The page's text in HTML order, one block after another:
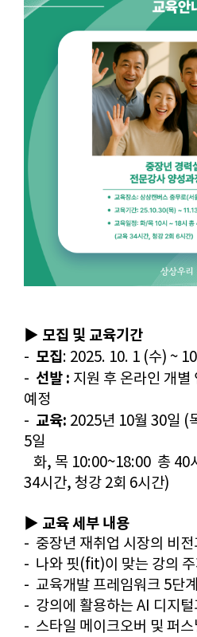
▶ 모집 및 교육기간
- 모집: 2025. 10. 1 (수) ~
- 선발 : 지원 후 온라인 개별
예정
- 교육: 2025년 10월 30일 (
5일
화, 목 10:00~18:00 총 40
34시간, 청강 2회 6시간)​
▶ 교육 세부 내용
- 중장년 재취업 시장의 비전
- 나와 핏(fit)이 맞는 강의 주
- 교육개발 프레임워크 5단계
- 강의에 활용하는 AI 디지
- 스타일 메이크오버 및 퍼스